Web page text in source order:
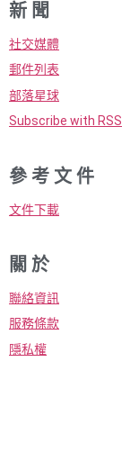
新 聞
社交媒體
郵件列表
部落星球
Subscribe with RSS
參 考 文 件
文件下載
關 於
聯絡資訊
服務條款
隱私權